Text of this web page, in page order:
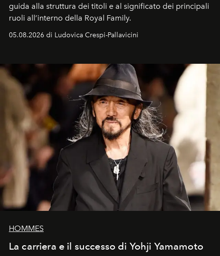
guida alla struttura dei titoli e al significato dei principali
ruoli all’interno della Royal Family.
05.08.2026 di Ludovica Crespi-Pallavicini
HOMMES
La carriera e il successo di Yohji Yamamoto